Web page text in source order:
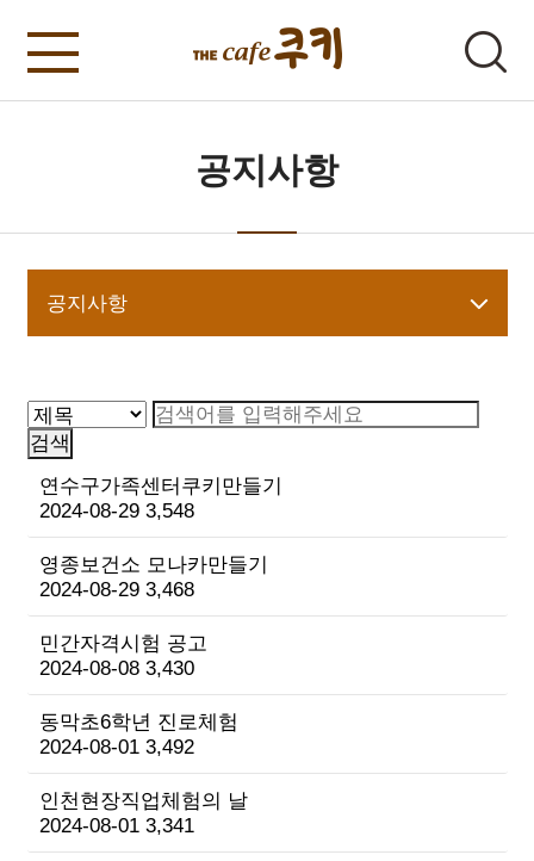
공지사항
공지사항
연수구가족센터쿠키만들기
2024-08-29 3,548
영종보건소 모나카만들기
2024-08-29 3,468
민간자격시험 공고
2024-08-08 3,430
동막초6학년 진로체험
2024-08-01 3,492
인천현장직업체험의 날
2024-08-01 3,341